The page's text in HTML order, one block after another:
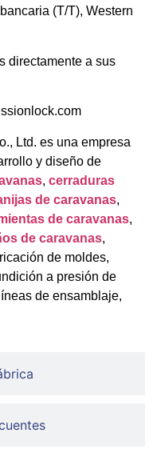
(T/T), Western
directamente a sus
Ltd. es una empresa
y diseño de
, cerraduras
de caravanas,
de caravanas,
de caravanas,
de moldes,
a presión de
de ensamblaje,